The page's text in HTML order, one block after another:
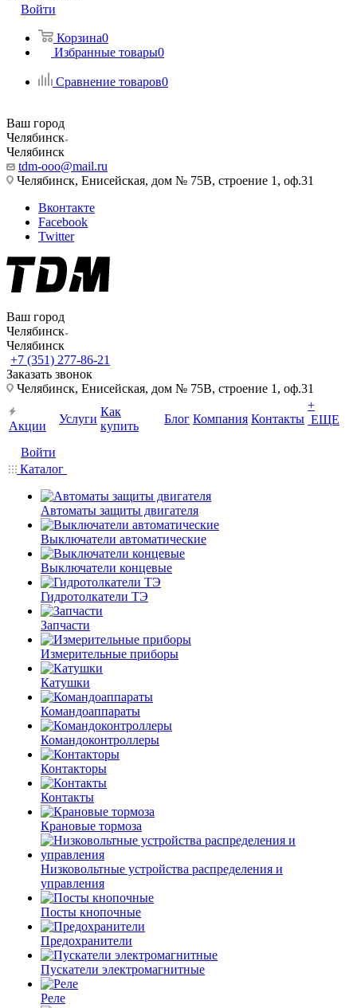
Войти
Корзина0
Избранные товары0
Сравнение товаров0
Ваш город
Челябинск
Челябинск
tdm-ooo@mail.ru
Челябинск, Енисейская, дом № 75В, строение 1, оф.31
Вконтакте
Facebook
Twitter
Ваш город
Челябинск
Челябинск
+7 (351) 277-86-21
Заказать звонок
Челябинск, Енисейская, дом № 75В, строение 1, оф.31
Акции
Услуги
Как
купить
Блог Компания Контакты
+
ЕЩЕ
Войти
Каталог
Автоматы защиты двигателя
Выключатели автоматические
Выключатели концевые
Гидротолкатели ТЭ
Запчасти
Измерительные приборы
Катушки
Командоаппараты
Командоконтроллеры
Контакторы
Контакты
Крановые тормоза
Низковольтные устройства распределения и
управления
Посты кнопочные
Предохранители
Пускатели электромагнитные
Реле